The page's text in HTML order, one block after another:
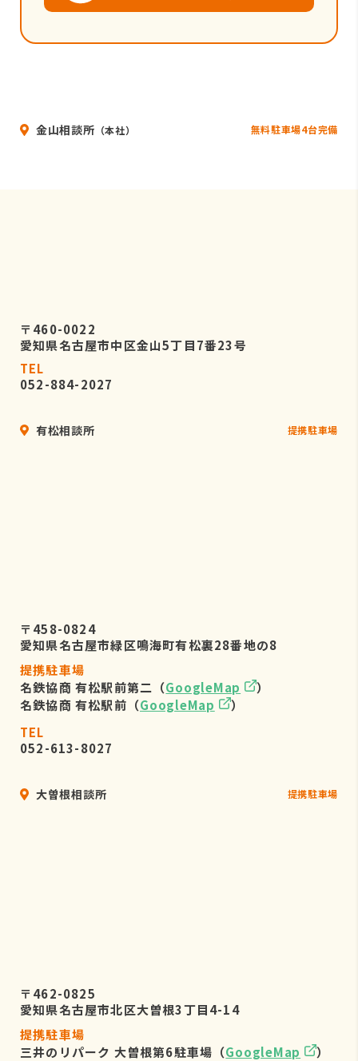
金山相談所 （本社） 無料駐車場4台完備
〒460-0022
愛知県名古屋市中区金山5丁目7番23号
TEL
052-884-2027
有松相談所 提携駐車場
〒458-0824
愛知県名古屋市緑区鳴海町有松裏28番地の8
提携駐車場
名鉄協商 有松駅前第二（GoogleMap
）
名鉄協商 有松駅前（GoogleMap
）
TEL
052-613-8027
大曽根相談所 提携駐車場
〒462-0825
愛知県名古屋市北区大曽根3丁目4-14
提携駐車場
三井のリパーク 大曽根第6駐車場（GoogleMap
）